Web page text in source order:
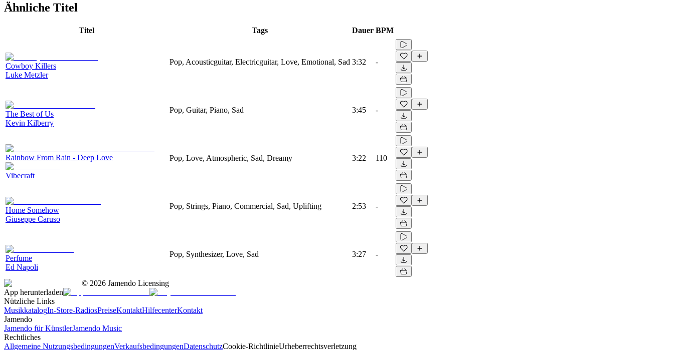
Ähnliche Titel
Titel Tags Dauer BPM
Cowboy Killers
Luke Metzler
Pop, Acousticguitar, Electricguitar, Love, Emotional, Sad 3:32 -
The Best of Us
Kevin Kilberry
Pop, Guitar, Piano, Sad 3:45 -
Rainbow From Rain - Deep Love
Vibecraft
Pop, Love, Atmospheric, Sad, Dreamy 3:22 110
Home Somehow
Giuseppe Caruso
Pop, Strings, Piano, Commercial, Sad, Uplifting 2:53 -
Perfume
Ed Napoli
Pop, Synthesizer, Love, Sad 3:27 -
© 2026 Jamendo Licensing
App herunterladen
Nützliche Links
MusikkatalogIn-Store-RadiosPreiseKontaktHilfecenterKontakt
Jamendo
Jamendo für KünstlerJamendo Music
Rechtliches
Allgemeine NutzungsbedingungenVerkaufsbedingungenDatenschutzCookie-RichtlinieUrheberrechtsverletzung